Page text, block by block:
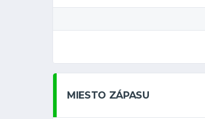
MIESTO ZÁPASU